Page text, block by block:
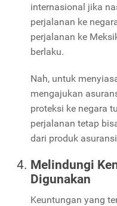
internasional jika
perjalanan ke
perjalanan ke
berlaku.
Nah, untuk
mengajukan
proteksi ke negara
perjalanan tetap
dari produk
Melindungi
Digunakan
Keuntungan yang